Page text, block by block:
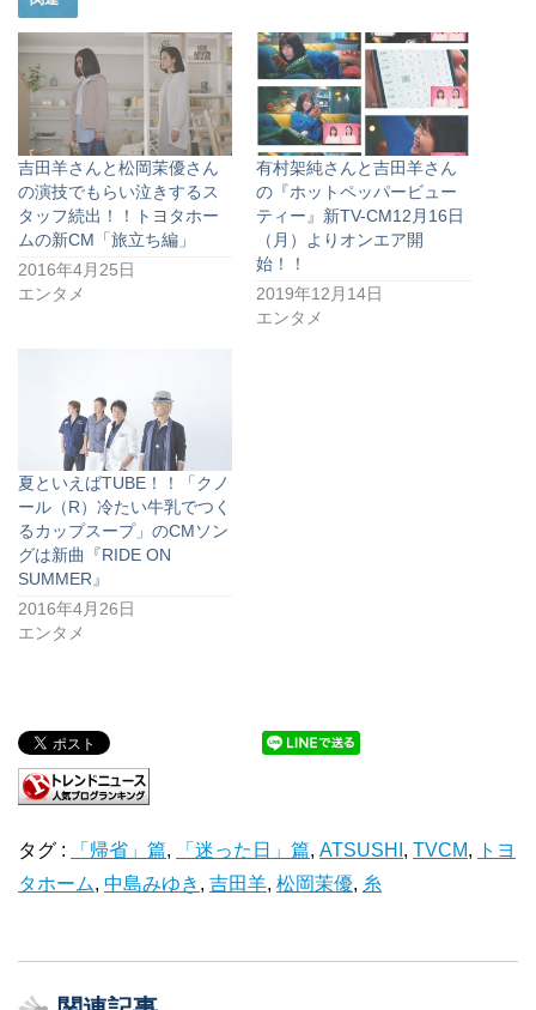
吉田羊さんと松岡茉優さん
の演技でもらい泣きするス
タッフ続出！！トヨタホー
ムの新CM「旅立ち編」
2016年4月25日
エンタメ
有村架純さんと吉田羊さん
の『ホットペッパービュー
ティー』新TV-CM12月16日
（月）よりオンエア開
始！！
2019年12月14日
エンタメ
夏といえばTUBE！！「クノ
ール（R）冷たい牛乳でつく
るカップスープ」のCMソン
グは新曲『RIDE ON
SUMMER』
2016年4月26日
エンタメ
タグ : 「帰省」篇, 「迷った日」篇, ATSUSHI , TVCM,
トヨ
タホーム, 中島みゆき , 吉田羊, 松岡茉優, 糸